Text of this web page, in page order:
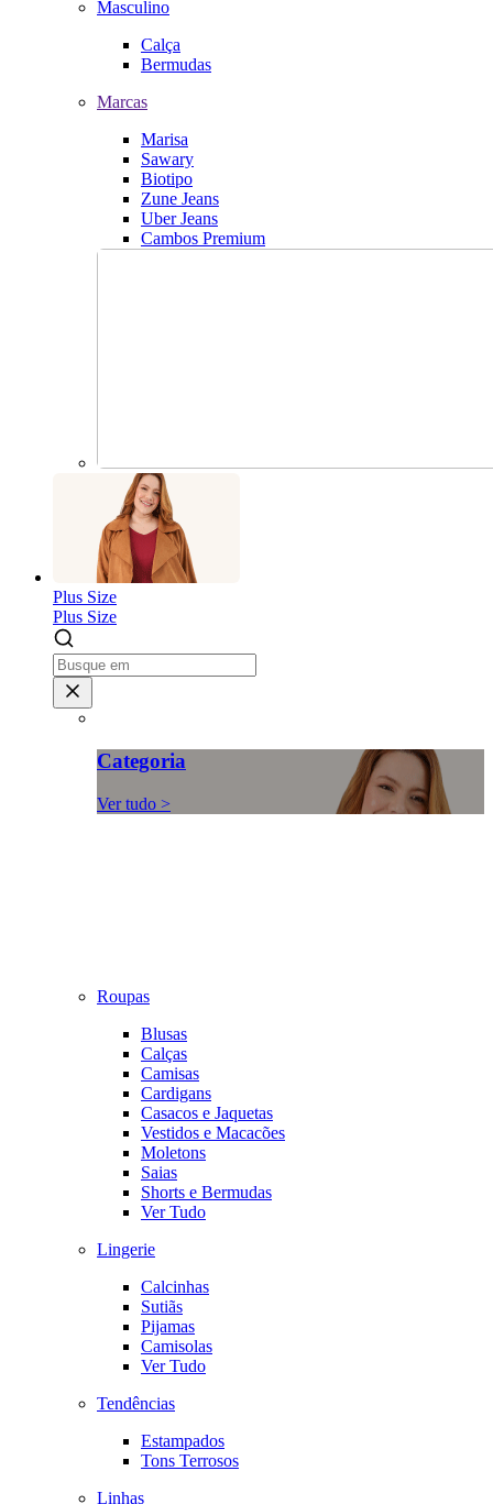
Masculino
Calça
Bermudas
Marcas
Marisa
Sawary
Biotipo
Zune Jeans
Uber Jeans
Cambos Premium
Plus Size
Plus Size
Categoria
Ver tudo >
Roupas
Blusas
Calças
Camisas
Cardigans
Casacos e Jaquetas
Vestidos e Macacões
Moletons
Saias
Shorts e Bermudas
Ver Tudo
Lingerie
Calcinhas
Sutiãs
Pijamas
Camisolas
Ver Tudo
Tendências
Estampados
Tons Terrosos
Linhas